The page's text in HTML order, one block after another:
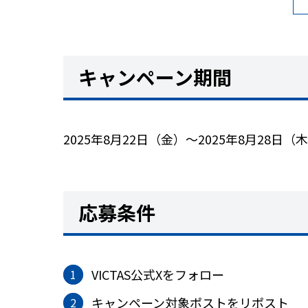
キャンペーン期間
2025年8月22日（金）～2025年8月28日（
応募条件
VICTAS公式Xをフォロー
キャンペーン対象ポストをリポスト